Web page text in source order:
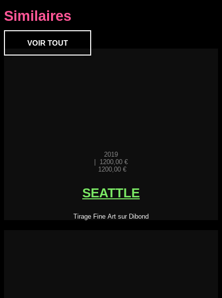
Similaires
VOIR TOUT
2019
1200,00 €
1200,00 €
SEATTLE
Tirage Fine Art sur Dibond